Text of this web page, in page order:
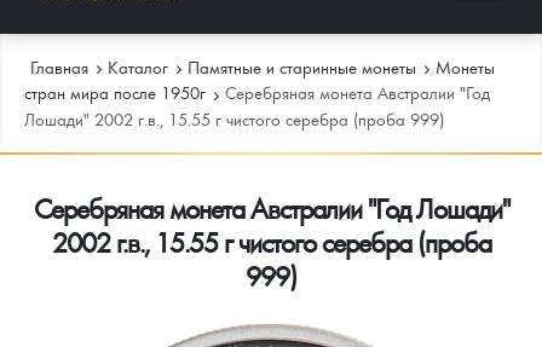
Каталог
Каталог Монет
Инвестиционные монеты
Инфо
Как сделать заказ
Главная Каталог Памятные и старинные монеты
Монеты
стран мира после 1950г
Серебряная монета Австралии "Год
Лошади" 2002 г.в., 15.55 г чистого серебра (проба 999)
Серебряная монета Австралии "Год Лошади"
2002 г.в., 15.55 г чистого серебра (проба
999)